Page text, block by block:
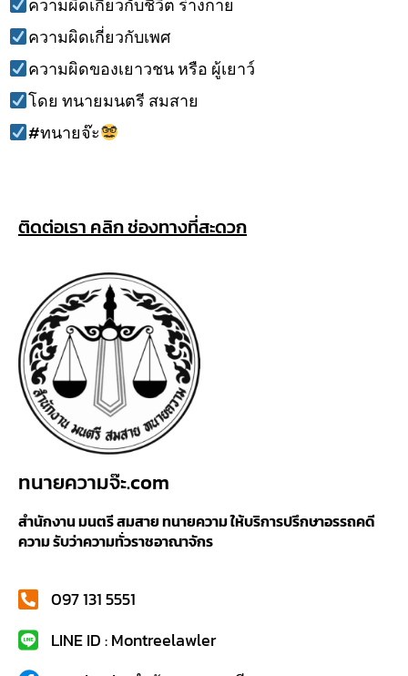
ความผิดเกี่ยวกับชีวิต ร่างกาย
ความผิดเกี่ยวกับเพศ
ความผิดของเยาวชน หรือ ผู้เยาว์
โดย ทนายมนตรี สมสาย
#ทนายจ๊ะ
ติดต่อเรา คลิก ช่องทางที่สะดวก
ทนายความจ๊ะ.com
สำนักงาน มนตรี สมสาย ทนายความ ให้บริการปรึกษาอรรถคดี
ความ รับว่าความทั่วราชอาณาจักร
097 131 5551
LINE ID : Montreelawler